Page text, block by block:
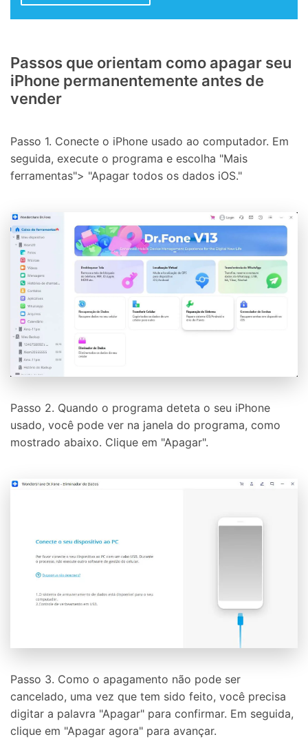
Passos que orientam como apagar seu
iPhone permanentemente antes de
vender
Passo 1. Conecte o iPhone usado ao computador. Em
seguida, execute o programa e escolha "Mais
ferramentas"> "Apagar todos os dados iOS."
Passo 2. Quando o programa deteta o seu iPhone
usado, você pode ver na janela do programa, como
mostrado abaixo. Clique em "Apagar".
Passo 3. Como o apagamento não pode ser
cancelado, uma vez que tem sido feito, você precisa
digitar a palavra "Apagar" para confirmar. Em seguida,
clique em "Apagar agora" para avançar.